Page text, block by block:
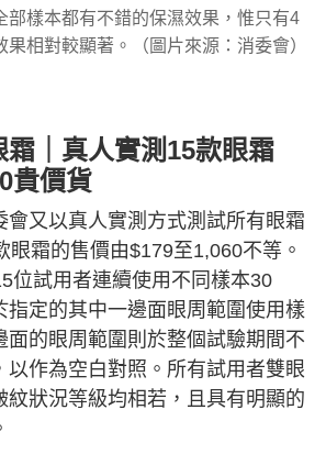
部樣本都有不錯的保濕效果，惟只有4
相對較顯著。（圖片來源：消委會）
｜真人實測15款眼霜
貴價貨
會又以真人實測方式測試所有眼霜
眼霜的售價由$179至1,060不等。
位試用者連續使用不同樣本30
指定的其中一邊面眼周範圍使用樣
面的眼周範圍則於整個試驗期間不
以作為空白對照。所有試用者雙眼
紋狀況等級均相若，且具有明顯的